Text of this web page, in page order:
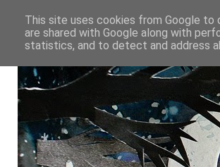
This site uses cookies from Google to
are shared with Google along with
statistics, and to detect and address